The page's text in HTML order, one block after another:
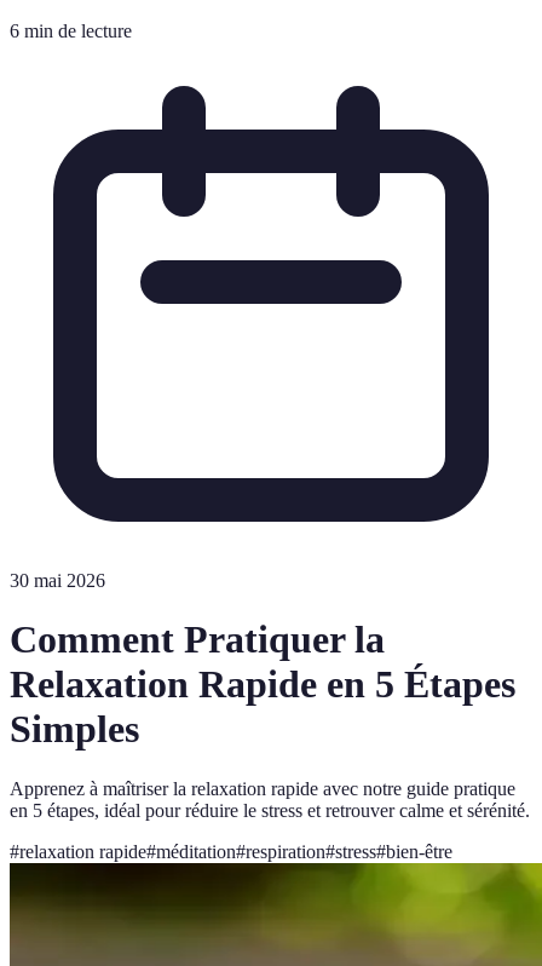
6 min de lecture
30 mai 2026
Comment Pratiquer la
Relaxation Rapide en 5 Étapes
Simples
Apprenez à maîtriser la relaxation rapide avec notre guide pratique
en 5 étapes, idéal pour réduire le stress et retrouver calme et sérénité.
#relaxation rapide#méditation#respiration#stress#bien-être